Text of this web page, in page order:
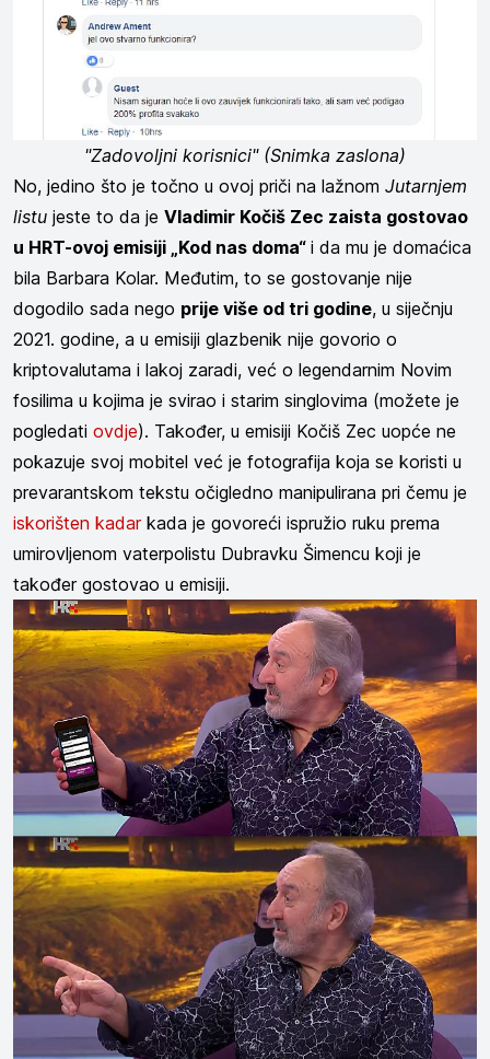
"Zadovoljni korisnici" (Snimka zaslona)
No, jedino što je točno u ovoj priči na lažnom Jutarnjem
listu jeste to da je Vladimir Kočiš Zec zaista gostovao
u HRT-ovoj emisiji „Kod nas doma“ i da mu je domaćica
bila Barbara Kolar. Međutim, to se gostovanje nije
dogodilo sada nego prije više od tri godine, u siječnju
2021. godine, a u emisiji glazbenik nije govorio o
kriptovalutama i lakoj zaradi, već o legendarnim Novim
fosilima u kojima je svirao i starim singlovima (možete je
pogledati ovdje). Također, u emisiji Kočiš Zec uopće ne
pokazuje svoj mobitel već je fotografija koja se koristi u
prevarantskom tekstu očigledno manipulirana pri čemu je
iskorišten kadarkada je govoreći ispružio ruku prema
umirovljenom vaterpolistu Dubravku Šimencu koji je
također gostovao u emisiji.